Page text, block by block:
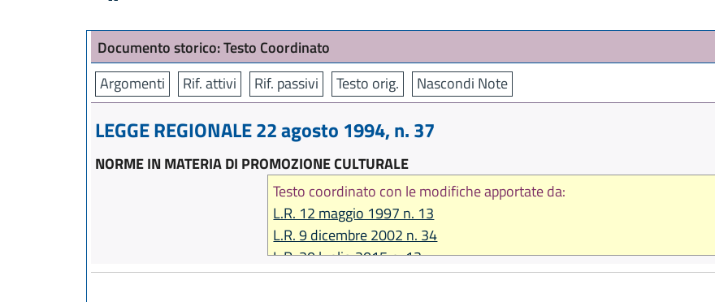
Documento storico: Testo Coordinato
Argomenti
Rif. attivi Rif. passivi Testo orig. Nascondi Note
LEGGE REGIONALE 22 agosto 1994, n. 37
NORME IN MATERIA DI PROMOZIONE CULTURALE
Testo coordinato con le modifiche apportate da:
L.R. 12 maggio 1997 n. 13
L.R. 9 dicembre 2002 n. 34
L.R. 30 luglio 2015 n. 13
L.R. 29 dicembre 2015, n. 22